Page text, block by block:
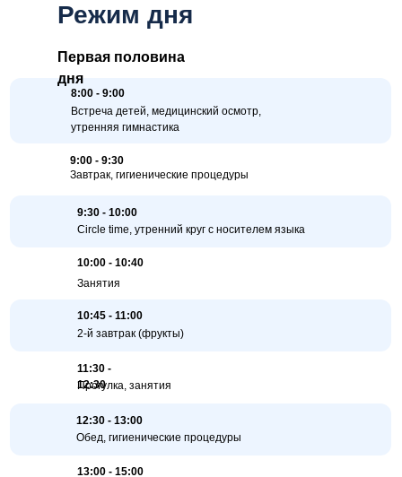
Режим дня
Первая половина
дня
13:00 - 15:00
12:30 - 13:00
11:30 -
12:30
10:45 - 11:00
10:00 - 10:40
9:30 - 10:00
9:00 - 9:30
Обед, гигиенические процедуры
Прогулка, занятия
2-й завтрак (фрукты)
Занятия
Circle time, утренний круг с носителем языка
Завтрак, гигиенические процедуры
Встреча детей, медицинский осмотр,
утренняя гимнастика
8:00 - 9:00